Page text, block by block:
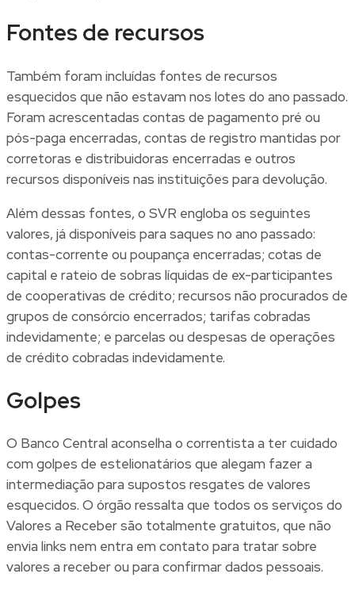
Fontes de recursos
Também foram incluídas fontes de recursos
esquecidos que não estavam nos lotes do ano passado.
Foram acrescentadas contas de pagamento pré ou
pós-paga encerradas, contas de registro mantidas por
corretoras e distribuidoras encerradas e outros
recursos disponíveis nas instituições para devolução.
Além dessas fontes, o SVR engloba os seguintes
valores, já disponíveis para saques no ano passado:
contas-corrente ou poupança encerradas; cotas de
capital e rateio de sobras líquidas de ex-participantes
de cooperativas de crédito; recursos não procurados de
grupos de consórcio encerrados; tarifas cobradas
indevidamente; e parcelas ou despesas de operações
de crédito cobradas indevidamente.
Golpes
O Banco Central aconselha o correntista a ter cuidado
com golpes de estelionatários que alegam fazer a
intermediação para supostos resgates de valores
esquecidos. O órgão ressalta que todos os serviços do
Valores a Receber são totalmente gratuitos, que não
envia links nem entra em contato para tratar sobre
valores a receber ou para confirmar dados pessoais.